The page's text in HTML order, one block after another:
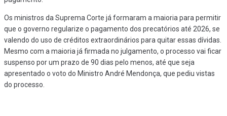
Os ministros da Suprema Corte já formaram a maioria para permitir
que o governo regularize o pagamento dos precatórios até 2026, se
valendo do uso de créditos extraordinários para quitar essas dívidas.
Mesmo com a maioria já firmada no julgamento, o processo vai ficar
suspenso por um prazo de 90 dias pelo menos, até que seja
apresentado o voto do Ministro André Mendonça, que pediu vistas
do processo.